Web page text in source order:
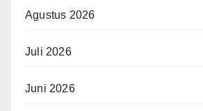
Agustus 2026
Juli 2026
Juni 2026